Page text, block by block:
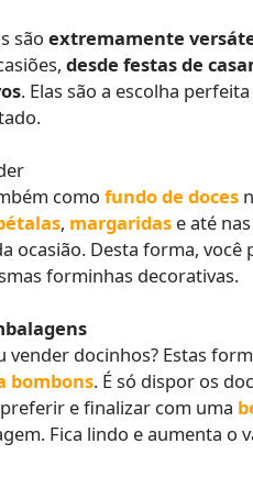
sãoextremamente
desde festas de
. Elas são a escolha
comofundo de doces
, margaridas e até
ocasião. Desta forma, você
forminhas decorativas.
vender docinhos? Estas
bombons. É só dispor os
e finalizar com uma
Fica lindo e aumenta o